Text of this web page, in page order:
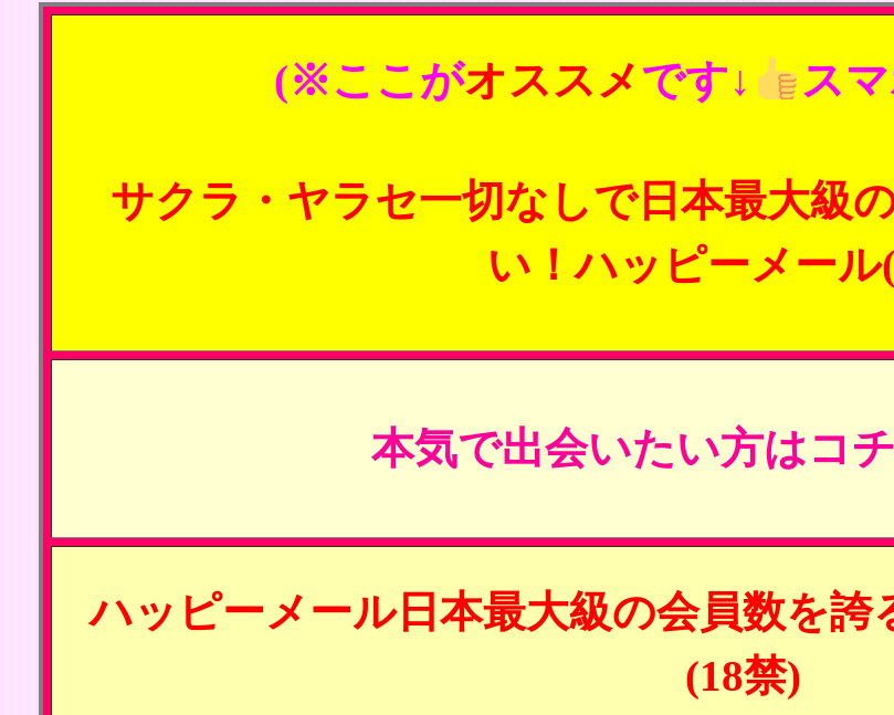
(※ここがオススメです↓ ス
サクラ・ヤラセ一切なしで日本最大級
い！ハッピーメール
本気で出会いたい方はコチ
ハッピーメール日本最大級の会員数を誇
(18禁)